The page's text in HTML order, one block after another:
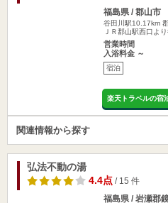
福島県 / 郡山市
谷田川駅10.17km
ＪＲ郡山駅西口よ
営業時間
入浴料金 ～
宿泊
楽天トラベルの宿
関連情報から探す
弘法不動の湯
4.4点/ 15 件
福島県 / 岩瀬郡